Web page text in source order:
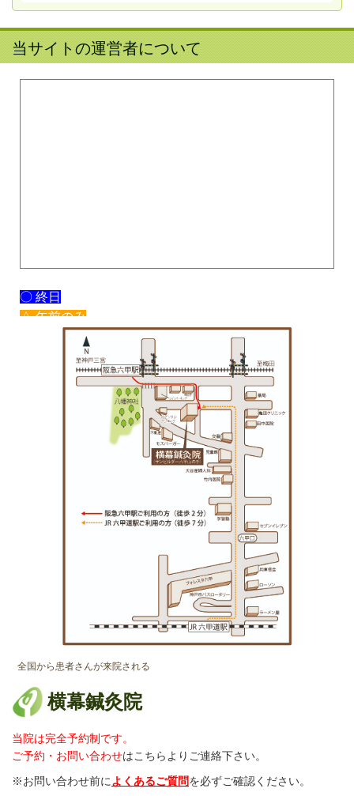
当サイトの運営者について
〇 終日
△ 午前のみ
全国から患者さんが来院される
横幕鍼灸院
当院は完全予約制です。
ご予約・お問い合わせはこちらよりご連絡下さい。
※お問い合わせ前によくあるご質問を必ずご確認ください。